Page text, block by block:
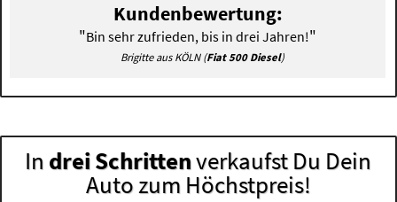
Kundenbewertung:
"Bin sehr zufrieden, bis in drei Jahren!"
Brigitte aus KÖLN (Fiat 500 Diesel)
In drei Schrittenverkaufst Du Dein
Auto zum Höchstpreis!